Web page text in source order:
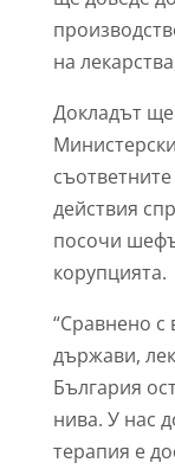
на
Докладът
действия
посочи
корупцията.
“Сравнено с
държави,
България
нива. У нас
терапия е